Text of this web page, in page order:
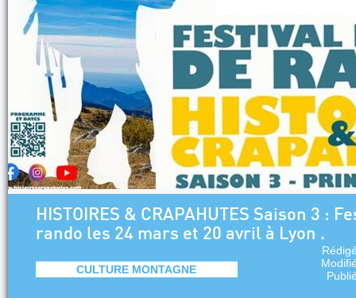
HISTOIRES & CRAPAHUTES Saison 3 :
rando les 24 mars et 20 avril à Lyon .
CULTURE MONTAGNE